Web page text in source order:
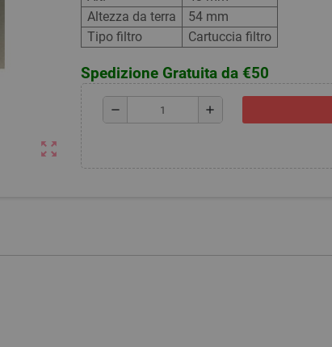
zoom_out_map
Altezza da terra
54 mm
Tipo filtro
Cartuccia filtro
Spedizione Gratuita da €50
remove add